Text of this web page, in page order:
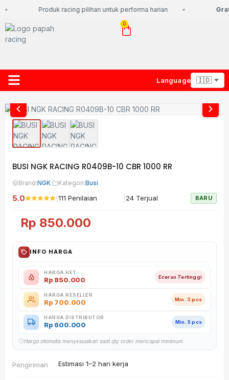
Produk racing pilihan untuk performa harian
0
Language
BUSI NGK RACING R0409B-10 CBR 1000 RR
Brand:NGK· Kategori:Busi
5.0 111 Penilaian 24 Terjual BARU
Rp 850.000
INFO HARGA
HARGA HET
Rp 850.000 Eceran Tertinggi
HARGA RESELLER
Rp 700.000 Min. 3 pcs
HARGA DISTRIBUTOR
Rp 600.000 Min. 5 pcs
Harga otomatis menyesuaikan saat qty order mencapai minimum.
Pengiriman Estimasi 1–2 hari kerja